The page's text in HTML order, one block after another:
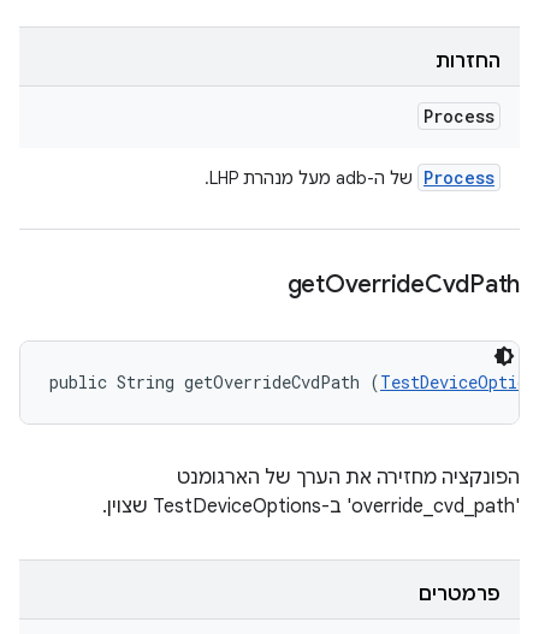
החזרות
Process
Process של ה-adb מעל מנהרת LHP.
getOverrideCvdPath
public String getOverrideCvdPath (
הפונקציה מחזירה את הערך של הארגומנט
'override_cvd_path' ב-TestDeviceOptions שצוין.
פרמטרים